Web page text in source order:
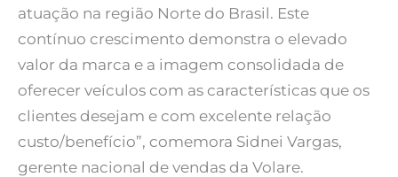
atuação na região Norte do Brasil. Este
contínuo crescimento demonstra o elevado
valor da marca e a imagem consolidada de
oferecer veículos com as características que os
clientes desejam e com excelente relação
custo/benefício”, comemora Sidnei Vargas,
gerente nacional de vendas da Volare.